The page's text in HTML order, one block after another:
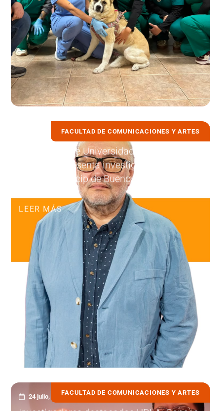
FACULTAD DE COMUNICACIONES Y ARTES
24 julio, 2026
Académico de Universidad de Las
Américas presenta investigación en
congreso Alacip de Buenos Aires
LEER MÁS
FACULTAD DE COMUNICACIONES Y ARTES
24 julio, 2026